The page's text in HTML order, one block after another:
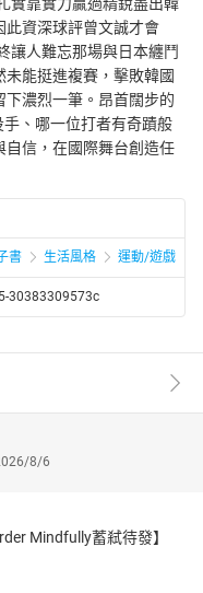
此資深球評曾文誠才會
讓人難忘那場與日本纏鬥
能挺進複賽，擊敗韓國
濃烈一筆。昂首闊步的
、哪一位打者有奇蹟般
信，在國際舞台創造任
書 生活風格 運動/遊戲
30383309573c
8/6
Mindfully蓄弒待發】